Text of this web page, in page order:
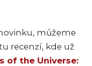
můžeme
recenzí, kde už
of the Universe: